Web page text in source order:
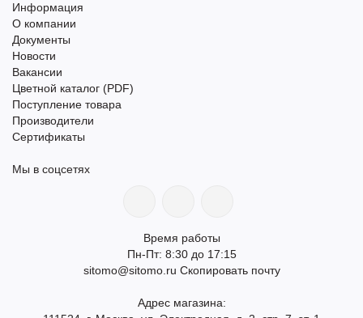
Информация
О компании
Документы
Новости
Вакансии
Цветной каталог (PDF)
Поступление товара
Производители
Сертификаты
Мы в соцсетях
Время работы
Пн-Пт: 8:30 до 17:15
sitomo@sitomo.ru Скопировать почту
Адрес магазина: